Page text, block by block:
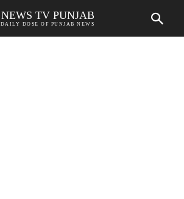
NEWS TV PUNJAB
DAILY DOSE OF PUNJAB NEWS